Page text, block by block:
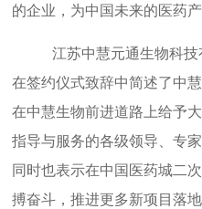
的企业，为中国未来的医药
江苏中慧元通生物科技
在签约仪式致辞中简述了中
在中慧生物前进道路上给予
指导与服务的各级领导、专
同时也表示在中国医药城二
搏奋斗，推进更多新项目落